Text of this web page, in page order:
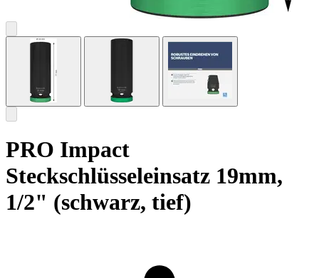
PRO Impact
Steckschlüsseleinsatz 19mm,
1/2" (schwarz, tief)